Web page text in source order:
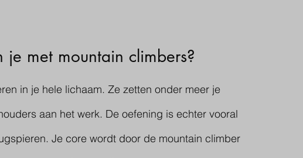
met mountain climbers?
in je hele lichaam. Ze zetten onder meer je
aan het werk. De oefening is echter vooral
Je core wordt door de mountain climber